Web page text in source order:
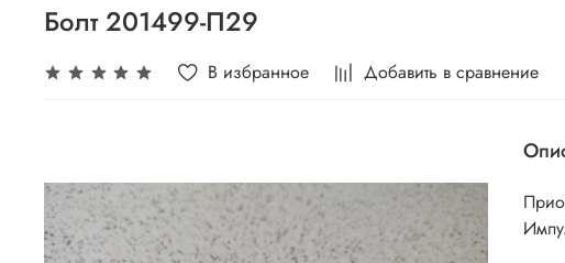
Болт 201499-П29
В избранное Добавить в сравнение